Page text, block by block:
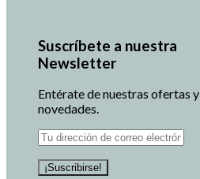
Suscríbete a nuestra
Newsletter
Entérate de nuestras ofertas y
novedades.